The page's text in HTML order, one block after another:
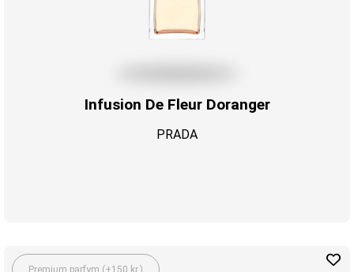
Infusion De Fleur Doranger
PRADA
Premium parfym (+150 kr.)